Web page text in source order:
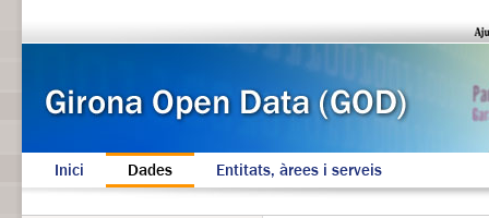
Inici Dades Entitats, àrees i serveis